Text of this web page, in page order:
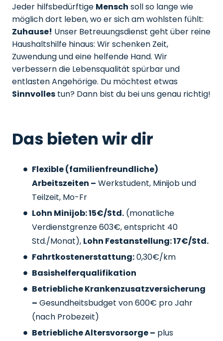
Jeder hilfsbedürftige Mensch soll so lange wie
möglich dort leben, wo er sich am wohlsten fühlt:
Zuhause! Unser Betreuungsdienst geht über reine
Haushaltshilfe hinaus: Wir schenken Zeit,
Zuwendung und eine helfende Hand. Wir
verbessern die Lebensqualität spürbar und
entlasten Angehörige. Du möchtest etwas
Sinnvolles tun? Dann bist du bei uns genau richtig!
Das bieten wir dir
Flexible (familienfreundliche)
Arbeitszeiten – Werkstudent, Minijob und
Teilzeit, Mo-Fr
Lohn Minijob: 15€/Std. (monatliche
Verdienstgrenze 603€, entspricht 40
Std./Monat), Lohn Festanstellung: 17€/Std.
Fahrtkostenerstattung:0,30€/km
Basishelferqualifikation
Betriebliche Krankenzusatzversicherung
– Gesundheitsbudget von 600€ pro Jahr
(nach Probezeit)
Betriebliche Altersvorsorge – plus